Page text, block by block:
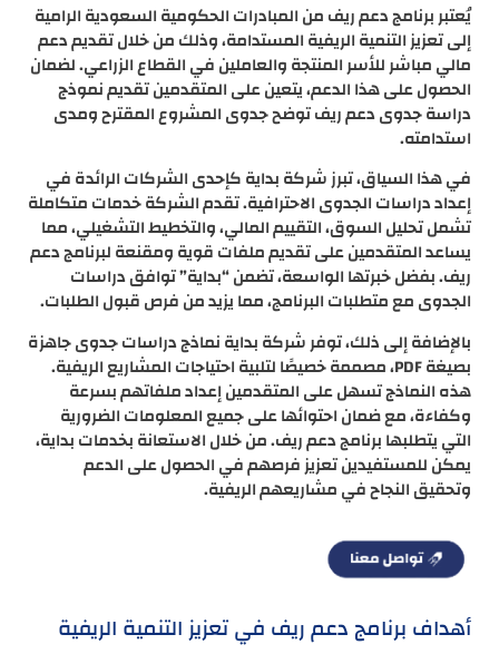
يُعتبر برنامج دعم ريف من المبادرات الحكومية السعودية الرامية
إلى تعزيز التنمية الريفية المستدامة، وذلك من خلال تقديم دعم
مالي مباشر للأسر المنتجة والعاملين في القطاع الزراعي. لضمان
الحصول على هذا الدعم، يتعين على المتقدمين تقديم نموذج
دراسة جدوى دعم ريف توضح جدوى المشروع المقترح ومدى
استدامته.
في هذا السياق، تبرز شركة بداية كإحدى الشركات الرائدة في
إعداد دراسات الجدوى الاحترافية. تقدم الشركة خدمات متكاملة
تشمل تحليل السوق، التقييم المالي، والتخطيط التشغيلي، مما
يساعد المتقدمين على تقديم ملفات قوية ومقنعة لبرنامج دعم
ريف. بفضل خبرتها الواسعة، تضمن “بداية” توافق دراسات
الجدوى مع متطلبات البرنامج، مما يزيد من فرص قبول الطلبات.
بالإضافة إلى ذلك، توفر شركة بداية نماذج دراسات جدوى جاهزة
بصيغة PDF، مصممة خصيصًا لتلبية احتياجات المشاريع الريفية.
هذه النماذج تسهل على المتقدمين إعداد ملفاتهم بسرعة
وكفاءة، مع ضمان احتوائها على جميع المعلومات الضرورية
التي يتطلبها برنامج دعم ريف. من خلال الاستعانة بخدمات بداية،
يمكن للمستفيدين تعزيز فرصهم في الحصول على الدعم
وتحقيق النجاح في مشاريعهم الريفية.
أهداف برنامج دعم ريف في تعزيز التنمية الريفية